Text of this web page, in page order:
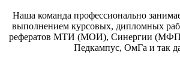
Наша команда профессионально
выполнением курсовых, дипломных
рефератов МТИ (МОИ), Синергии
Педкампус, ОмГа и так